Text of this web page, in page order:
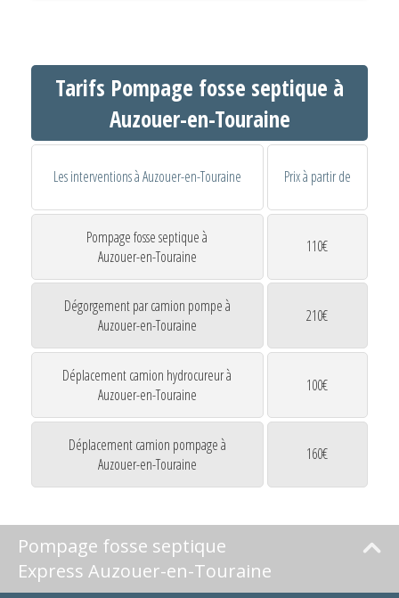
Tarifs Pompage fosse septique à
Auzouer-en-Touraine
Les interventions à Auzouer-en-Touraine Prix à partir de
Pompage fosse septique à
Auzouer-en-Touraine
110€
Dégorgement par camion pompe à
Auzouer-en-Touraine
210€
Déplacement camion hydrocureur à
Auzouer-en-Touraine
100€
Déplacement camion pompage à
Auzouer-en-Touraine
160€
Pompage fosse septique
Express Auzouer-en-Touraine